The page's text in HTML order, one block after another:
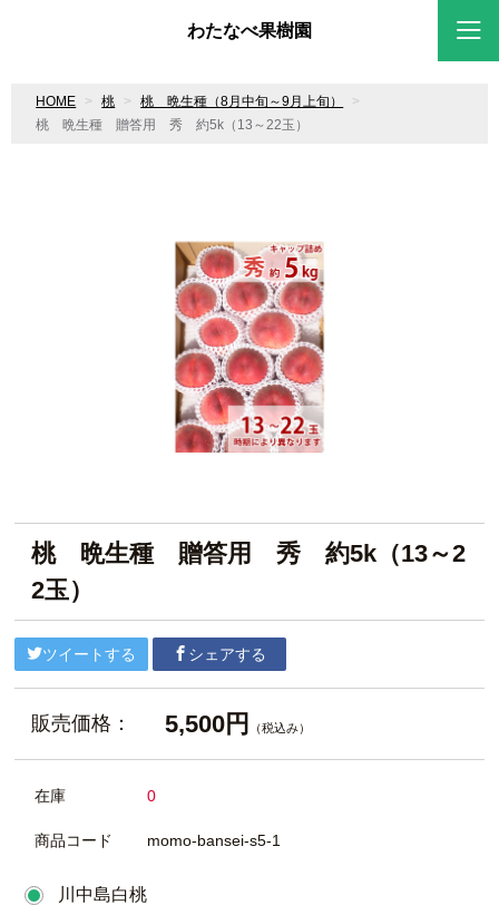
わたなべ果樹園
HOME 桃
桃 晩生種（8月中旬～9月上旬）
桃 晩生種 贈答用 秀 約5k（13～22玉）
桃 晩生種 贈答用 秀 約5k（13～2
2玉）
ツイートする シェアする
販売価格： 5,500円 （税込み）
在庫 0
商品コード momo-bansei-s5-1
川中島白桃